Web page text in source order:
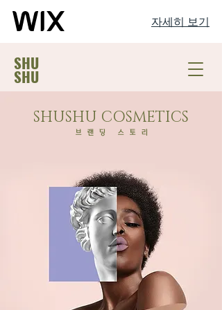
자세히 보기